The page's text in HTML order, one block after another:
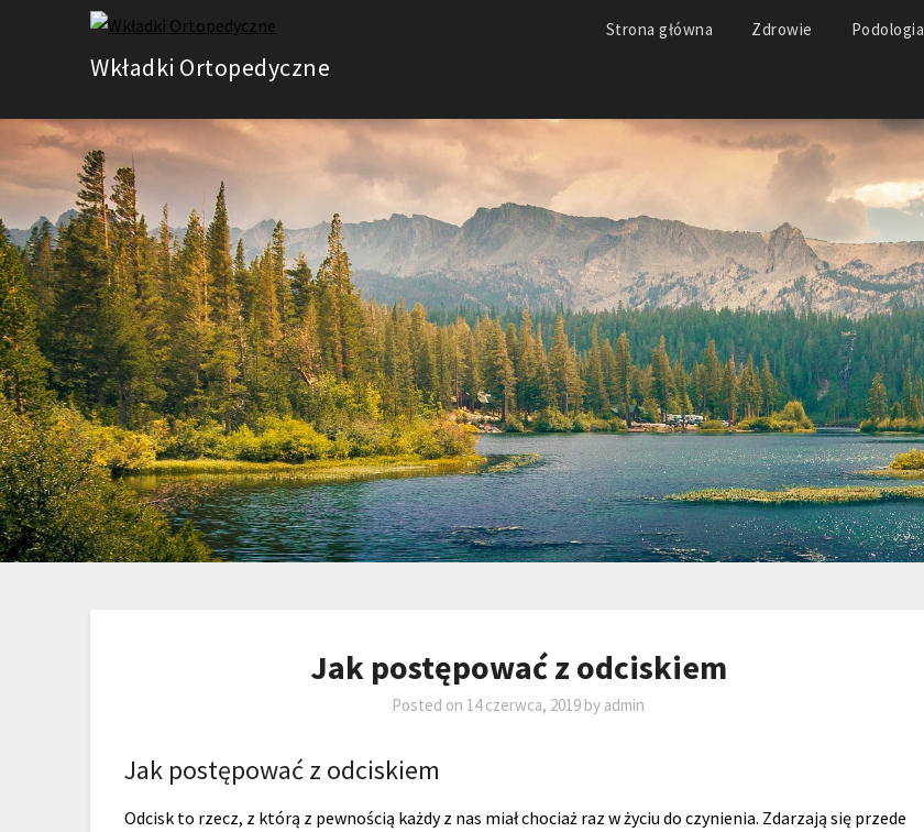
Wkładki Ortopedyczne
Strona główna Zdrowie Podologia
Jak postępować z odciskiem
Posted on 14 czerwca, 2019 by admin
Jak postępować z odciskiem
Odcisk to rzecz, z którą z pewnością każdy z nas miał chociaż raz w życiu do czynienia. Zdarzają się przede